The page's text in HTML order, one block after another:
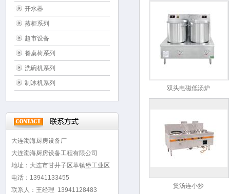
开水器
蒸柜系列
超市设备
餐桌椅系列
洗碗机系列
制冰机系列
大连渤海厨房设备厂
大连渤海厨房设备工程有限公司
地址：大连市甘井子区革镇堡工业区
电话：13941133455
联系人：王经理 13941128483
双头电磁低汤炉
煲汤连小炒